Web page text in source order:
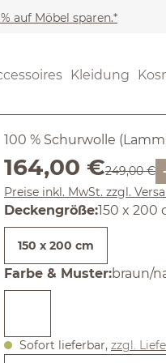
auf Möbel sparen.*
Kleidung
(4.94) 34
100 % Schurwolle
Verkaufspreis:
164,00 €Regulärer
249,00 €
Preise inkl. MwSt. zzgl.
Deckengröße:150 x 200
150 x 200 cm
Farbe & Muster:braun/
Sofort lieferbar, zzgl.